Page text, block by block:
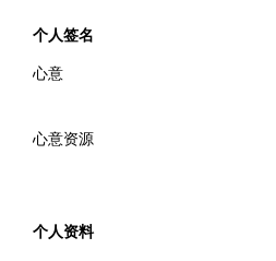
个人签名
心意
心意资源
个人资料